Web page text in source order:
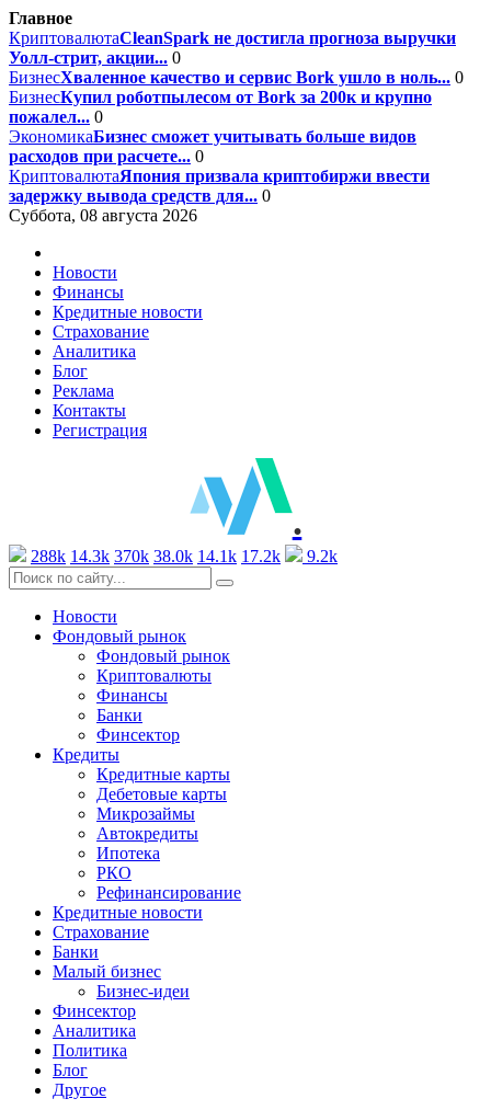
Главное
КриптовалютаCleanSpark не достигла прогноза выручки
Уолл-стрит, акции... 0
БизнесХваленное качество и сервис Bork ушло в ноль... 0
БизнесКупил роботпылесом от Bork за 200к и крупно
пожалел... 0
ЭкономикаБизнес сможет учитывать больше видов
расходов при расчете... 0
КриптовалютаЯпония призвала криптобиржи ввести
задержку вывода средств для... 0
Суббота, 08 августа 2026
Новости
Финансы
Кредитные новости
Страхование
Аналитика
Блог
Реклама
Контакты
Регистрация
.
288k 14.3k 370k 38.0k 14.1k 17.2k 9.2k
Новости
Фондовый рынок
Фондовый рынок
Криптовалюты
Финансы
Банки
Финсектор
Кредиты
Кредитные карты
Дебетовые карты
Микрозаймы
Автокредиты
Ипотека
РКО
Рефинансирование
Кредитные новости
Страхование
Банки
Малый бизнес
Бизнес-идеи
Финсектор
Аналитика
Политика
Блог
Другое